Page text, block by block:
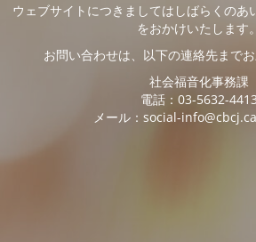
ウェブサイトにつきましてはしばらくのあ
をおかけいたします。
お問い合わせは、以下の連絡先までお
社会福音化事務課
電話：03-5632-4413
メール：social-